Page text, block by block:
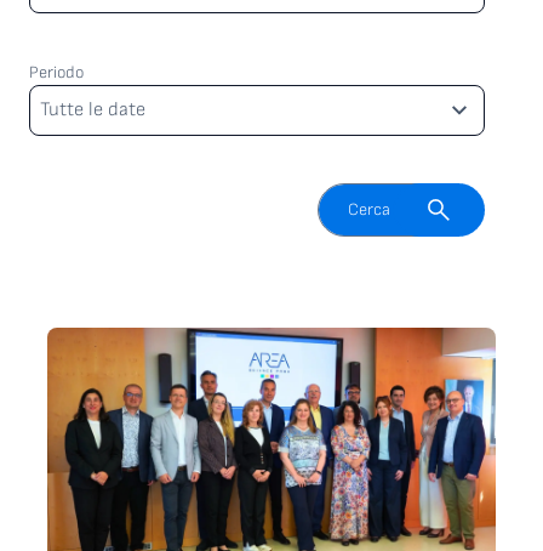
Periodo
Periodo
Tutte le date
Attiva il campo di ricerca